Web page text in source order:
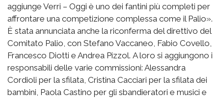
aggiunge Verri – Oggi è uno dei fantini più completi per
affrontare una competizione complessa come il Palio».
È stata annunciata anche la riconferma del direttivo del
Comitato Palio, con Stefano Vaccaneo, Fabio Covello,
Francesco Diotti e Andrea Pizzol. A loro si aggiungono i
responsabili delle varie commissioni: Alessandra
Cordioli per la sfilata, Cristina Cacciari per la sfilata dei
bambini, Paola Castino per gli sbandieratori e musici e